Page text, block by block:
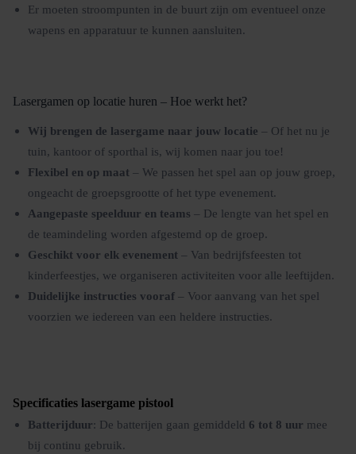
Er moeten stroompunten in de buurt zijn om eventueel onze
wapens en apparatuur te kunnen aansluiten.
Lasergamen op locatie huren – Hoe werkt het?
Wij brengen de lasergame naar jouw locatie – Of het nu je
tuin, kantoor of sporthal is, wij komen naar jou toe!
Flexibel en op maat – We passen het spel aan op jouw groep,
ongeacht de groepsgrootte of het type evenement.
Aangepaste speelduur en teams – De lengte van het spel en
de teamindeling worden afgestemd op de groep.
Geschikt voor elk evenement – Van bedrijfsfeesten tot
kinderfeestjes, we organiseren activiteiten voor alle leeftijden.
Duidelijke instructies vooraf – Voor aanvang van het spel
voorzien we iedereen van een heldere instructies.
Specificaties lasergame pistool
Batterijduur: De batterijen gaan gemiddeld 6 tot 8 uur mee
bij continu gebruik.